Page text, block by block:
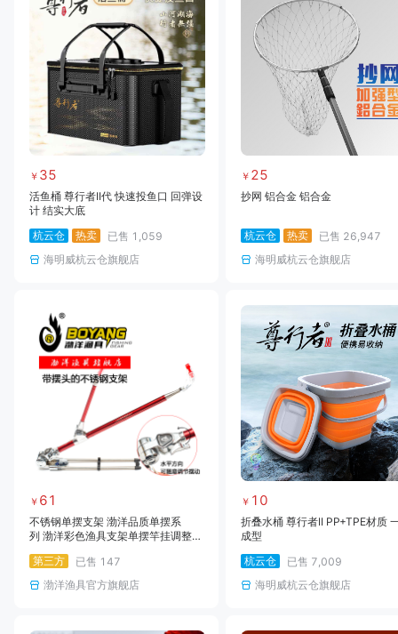
￥ 35
活鱼桶 尊行者II代 快速投鱼口 回弹设
计 结实大底
杭云仓
热卖 已售 1,059
海明威杭云仓旗舰店
￥ 25
抄网 铝合金 铝合金
杭云仓 热卖 已售 26,947
海明威杭云仓旗舰店
￥ 61
不锈钢单摆支架 渤洋品质单摆系
列 渤洋彩色渔具支架单摆竿挂调整角
第三方
已售 147
渤洋渔具官方旗舰店
￥ 10
折叠水桶 尊行者II PP+TPE材质
成型
杭云仓
已售 7,009
海明威杭云仓旗舰店